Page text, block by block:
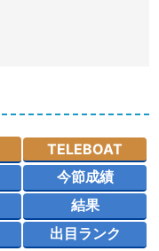
TELEBOAT
今節成績
結果
出目ランク